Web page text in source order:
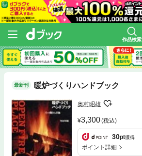
作品検索
最新刊 暖炉づくりハンドブック
奥村昭雄
3,300(税込)
30pt獲得
ポイント詳細